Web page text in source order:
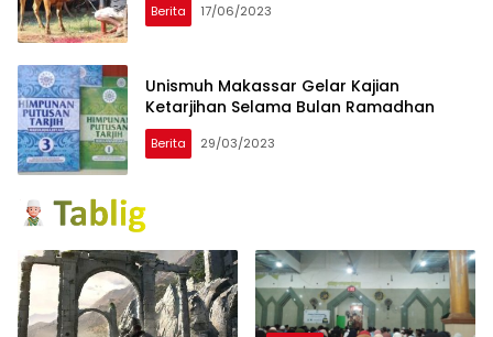
Berita 17/06/2023
Unismuh Makassar Gelar Kajian
Ketarjihan Selama Bulan Ramadhan
Berita 29/03/2023